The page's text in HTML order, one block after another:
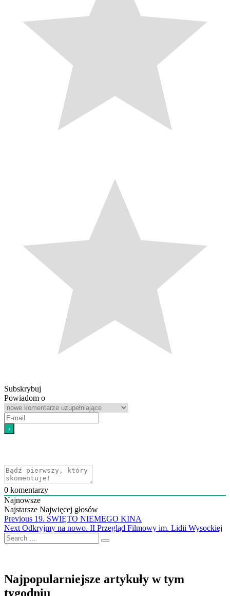
Subskrybuj
Powiadom o
0 komentarzy
Najnowsze
Najstarsze Najwięcej głosów
Nawigacja
wpisu
Previous Previous
post:
19. ŚWIĘTO NIEMEGO KINA
Next Next
post:
Odkryjmy na nowo. II Przegląd Filmowy im. Lidii Wysockiej
Search
…
Najpopularniejsze artykuły w tym
tygodniu